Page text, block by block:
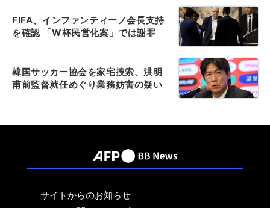
FIFA、インファンティーノ会長支持
を確認 「W杯民営化案」では謝罪
韓国サッカー協会を家宅捜索、洪明
甫前監督就任めぐり業務妨害の疑い
サイトからのお知らせ